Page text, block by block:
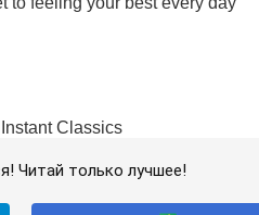
Читай только лучшее!